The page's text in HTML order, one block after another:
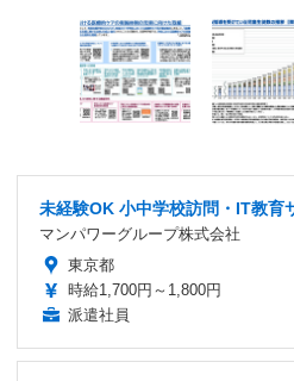
未経験OK 小中学校訪問・IT教育
マンパワーグループ株式会社
東京都
時給1,700円～1,800円
派遣社員